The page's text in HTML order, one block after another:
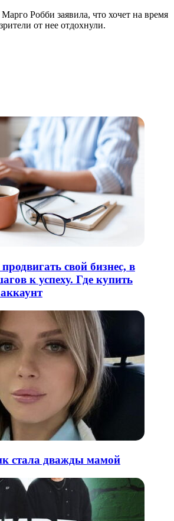
Робби заявила, что хочет на время
от нее отдохнули.
свой бизнес, в
к успеху. Где купить
стала дважды мамой